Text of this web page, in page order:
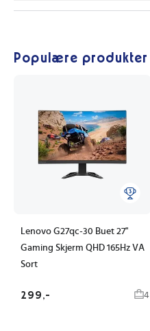
Populære produkter
Lenovo G27qc-30 Buet 27"
Gaming Skjerm QHD 165Hz VA
Sort
299,- 4